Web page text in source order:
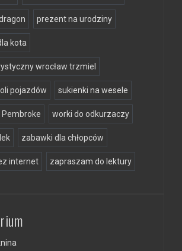
prezent na urodziny
kota
wrocław trzmiel
pojazdów sukienki na wesele
Pembroke worki do odkurzaczy
zabawki dla chłopców
internet zapraszam do lektury